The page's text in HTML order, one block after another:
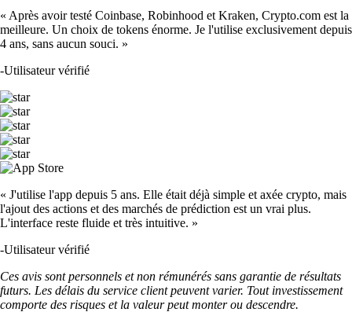
« Après avoir testé Coinbase, Robinhood et Kraken, Crypto.com est la
meilleure. Un choix de tokens énorme. Je l'utilise exclusivement depuis
4 ans, sans aucun souci. »
-Utilisateur vérifié
« J'utilise l'app depuis 5 ans. Elle était déjà simple et axée crypto, mais
l'ajout des actions et des marchés de prédiction est un vrai plus.
L'interface reste fluide et très intuitive. »
-Utilisateur vérifié
Ces avis sont personnels et non rémunérés sans garantie de résultats
futurs. Les délais du service client peuvent varier. Tout investissement
comporte des risques et la valeur peut monter ou descendre.